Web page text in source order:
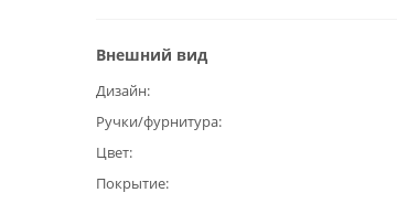
Внешний вид
Дизайн
Ручки/фурнитура
Цвет
Покрытие